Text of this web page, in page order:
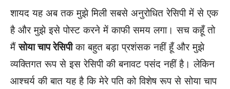
शायद यह अब तक मुझे मिली सबसे अनुरोधित रेसिपी में से एक
है और मुझे इसे पोस्ट करने में काफी समय लगा। सच कहूँ तो
मैंसोया चाप रेसिपीका बहुत बड़ा प्रशंसक नहीं हूँ और मुझे
व्यक्तिगत रूप से इस रेसिपी की बनावट पसंद नहीं है। लेकिन
आश्चर्य की बात यह है कि मेरे पति को विशेष रूप से सोया चाप